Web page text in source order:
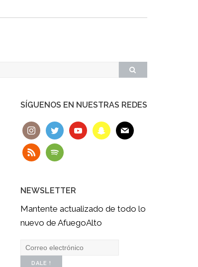
SÍGUENOS EN NUESTRAS REDES
NEWSLETTER
Mantente actualizado de todo lo
nuevo de AfuegoAlto